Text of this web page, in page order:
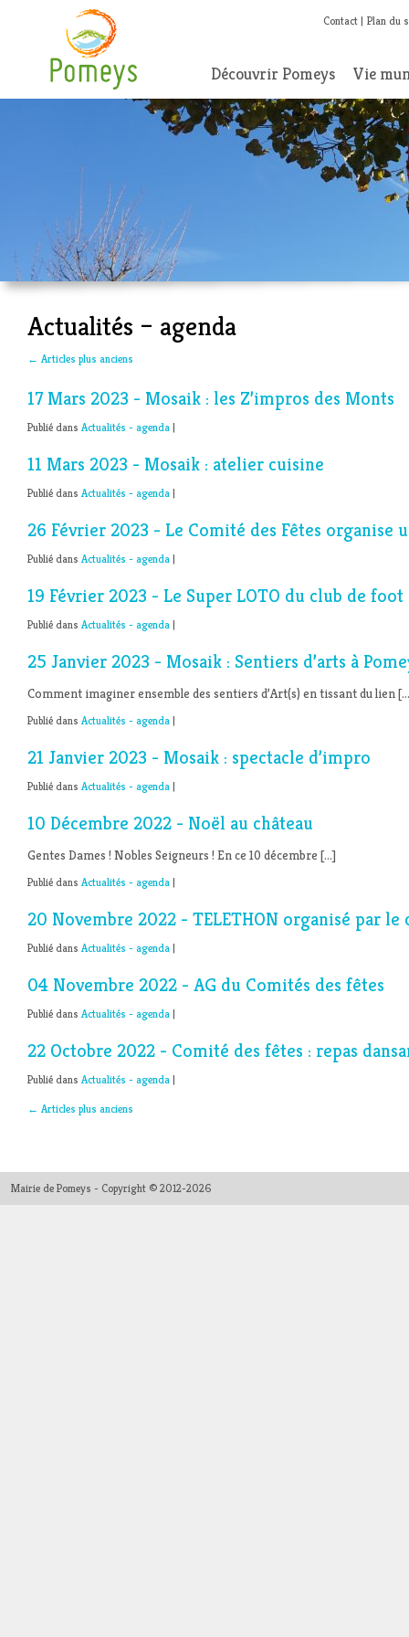
Contact Plan du
Découvrir Pomeys Vie
Actualités – agenda
← Articles plus anciens
17 Mars 2023 - Mosaik : les Z’impros des Monts
Publié dans Actualités - agenda |
11 Mars 2023 - Mosaik : atelier cuisine
Publié dans Actualités - agenda |
26 Février 2023 - Le Comité des Fêtes organise
Publié dans Actualités - agenda |
19 Février 2023 - Le Super LOTO du club de foot
Publié dans Actualités - agenda |
25 Janvier 2023 - Mosaik : Sentiers d’arts à
Comment imaginer ensemble des sentiers d’Art(s) en tissant du lien
Publié dans Actualités - agenda |
21 Janvier 2023 - Mosaik : spectacle d’impro
Publié dans Actualités - agenda |
10 Décembre 2022 - Noël au château
Gentes Dames ! Nobles Seigneurs ! En ce 10 décembre […]
Publié dans Actualités - agenda |
20 Novembre 2022 - TELETHON organisé par
Publié dans Actualités - agenda |
04 Novembre 2022 - AG du Comités des fêtes
Publié dans Actualités - agenda |
22 Octobre 2022 - Comité des fêtes : repas
Publié dans Actualités - agenda |
← Articles plus anciens
Mairie de Pomeys - Copyright © 2012-2026